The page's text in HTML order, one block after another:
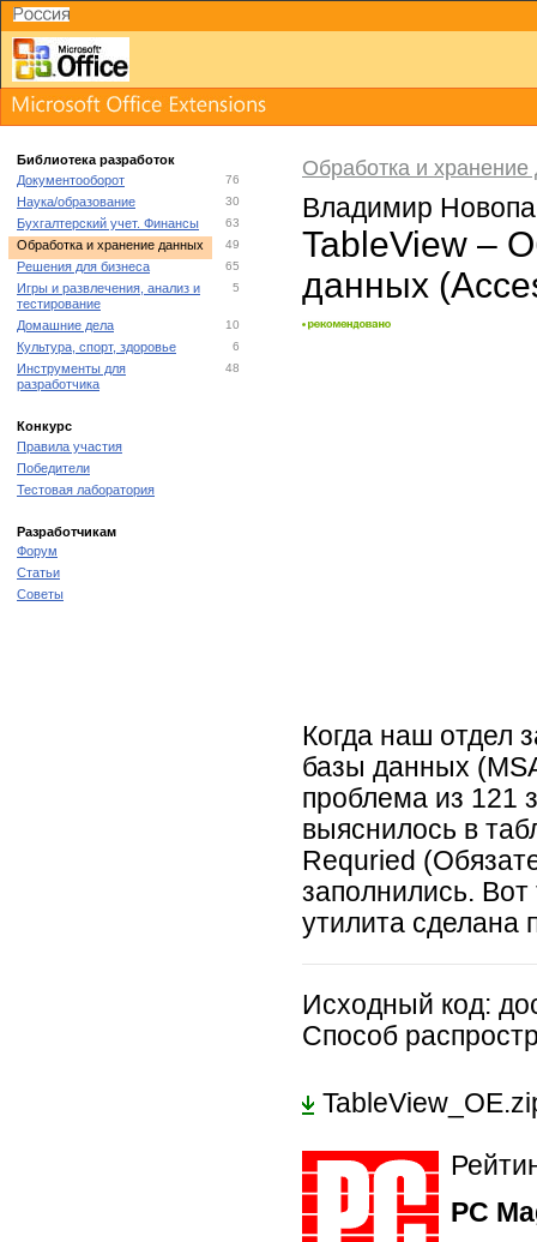
Библиотека разработок
Документооборот
76
Наука/образование 30
Бухгалтерский учет. Финансы 63
Обработка и хранение данных 49
Решения для бизнеса 65
Игры и развлечения, анализ и
тестирование
5
Домашние дела 10
Культура, спорт, здоровье 6
Инструменты для
разработчика
48
Конкурс
Правила участия
Победители
Тестовая лаборатория
Разработчикам
Форум
Статьи
Советы
Обработка и
Владимир
TableView –
данных
Когда наш отдел
базы данных
проблема из 121
выяснилось в
Requried
заполнились.
утилита сделана
Исходный код:
Способ
PC